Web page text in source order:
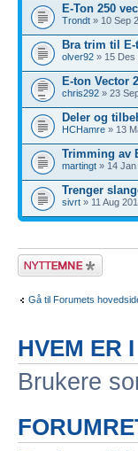
E-Ton 250
Trondt » 10 Sep
Bra trim til
olver92 » 15 Des
E-ton Vector
chris292 » 23
Deler og
HCHamre » 13
Trimming av
martingt » 14
Trenger
sivrt » 11 Aug
Legg inn et nytt
emne
Gå til Forumets
HVEM ER
Brukere